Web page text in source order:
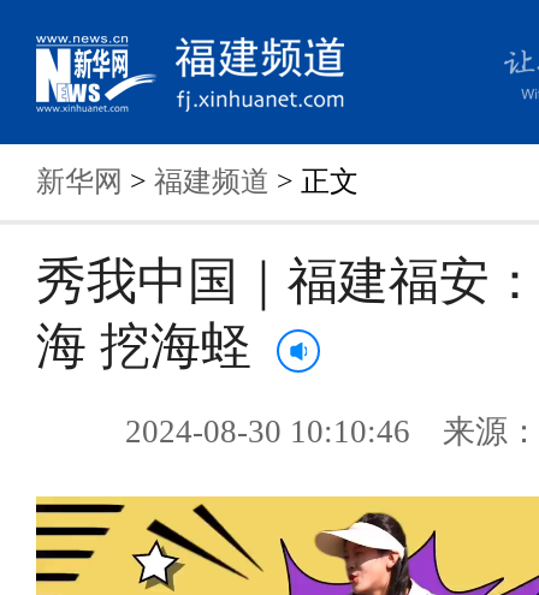
新华网 > 福建频道 > 正文
秀我中国｜福建福安
海 挖海蛏
2024-08-30 10:10:46 来源